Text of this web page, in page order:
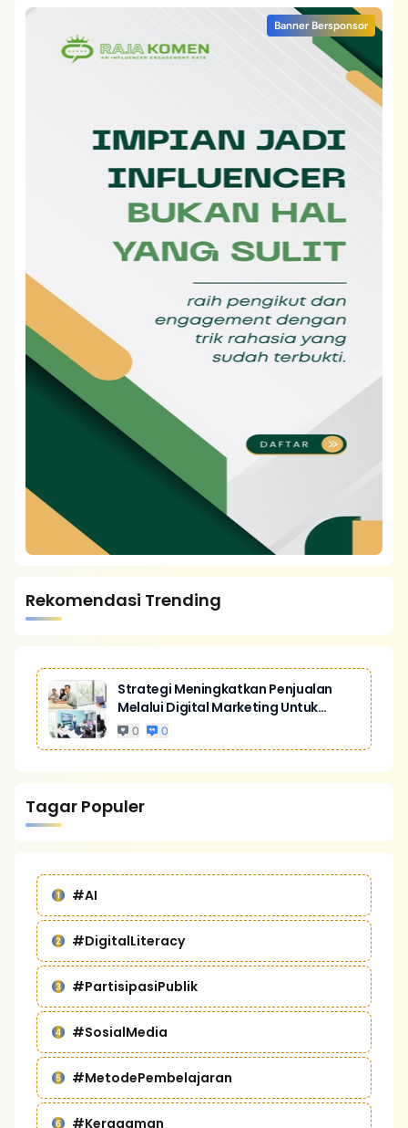
Banner Bersponsor
Rekomendasi Trending
Strategi Meningkatkan Penjualan
Melalui Digital Marketing Untuk
Bisnis Yang Lebih Kompetitif
0 0
Tagar Populer
#AI
#DigitalLiteracy
#PartisipasiPublik
#SosialMedia
#MetodePembelajaran
#Keragaman